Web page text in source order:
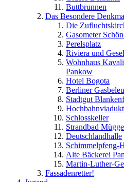
Buttbrunnen
Das Besondere
Die
Gasometer
Perelsplatz
Riviera und
Wohnhaus
Pankow
Hotel Bogota
Berliner
Stadtgut
Schlosskeller
Strandbad
Deutschlandhalle
Schimmelpfeng-
Alte Bäckerei
Martin-Luther-
Fassadenretter!